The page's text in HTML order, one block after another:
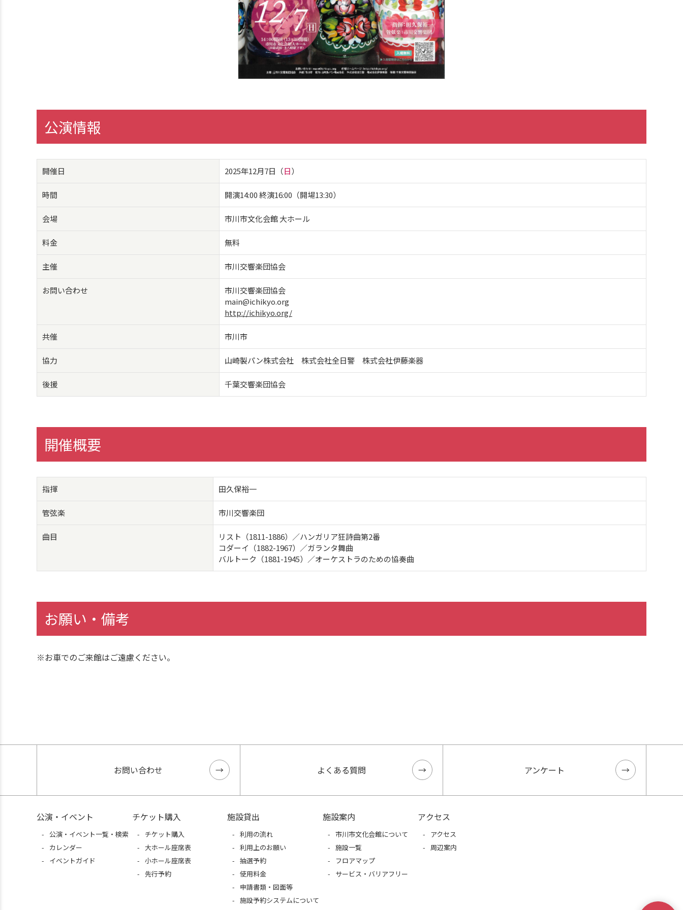
公演情報
開催日 2025年12月7日（日）
時間 開演14:00 終演16:00（開場13:30）
会場 市川市文化会館 大ホール
料金 無料
主催 市川交響楽団協会
お問い合わせ
市川交響楽団協会
main@ichikyo.org
http://ichikyo.org/
共催 市川市
協力 山崎製パン株式会社 株式会社全日警 株式会社伊藤楽器
後援 千葉交響楽団協会
開催概要
指揮 田久保裕一
管弦楽 市川交響楽団
曲目
リスト（1811-1886）／ハンガリア狂詩曲第2番
コダーイ（1882-1967）／ガランタ舞曲
バルトーク（1881-1945）／オーケストラのための協奏曲
お願い・備考
※お車でのご来館はご遠慮ください。
お問い合わせ よくある質問 アンケート
公演・イベント
公演・イベント一覧・検索
カレンダー
イベントガイド
チケット購入
チケット購入
大ホール座席表
小ホール座席表
先行予約
施設貸出
利用の流れ
利用上のお願い
抽選予約
使用料金
申請書類・図面等
施設予約システムについて
施設案内
市川市文化会館について
施設一覧
フロアマップ
サービス・バリアフリー
アクセス
アクセス
周辺案内